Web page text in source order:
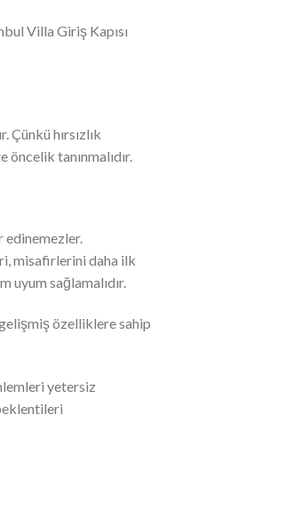
Villa Giriş Kapısı
hırsızlık
öncelik tanınmalıdır.
edinemezler.
misafirlerini daha ilk
uyum sağlamalıdır.
özelliklere sahip
yetersiz